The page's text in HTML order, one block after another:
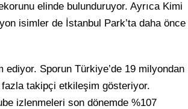
elinde bulunduruyor. Ayrıca Kimi
isimler de İstanbul Park’ta daha önce
ediyor. Sporun Türkiye’de 19 milyondan
takipçi etkileşim gösteriyor.
izlenmeleri son dönemde %107